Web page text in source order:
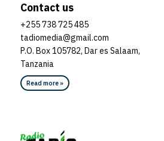
Contact us
+255 738 725 485
tadiomedia@gmail.com
P.O. Box 105782, Dar es Salaam,
Tanzania
Read more »